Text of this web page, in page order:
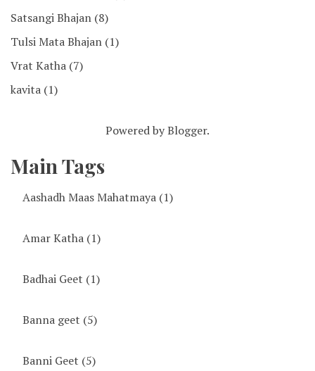
Satsangi Bhajan (8)
Tulsi Mata Bhajan (1)
Vrat Katha (7)
kavita (1)
Powered byBlogger.
Main Tags
Aashadh Maas Mahatmaya (1)
Amar Katha (1)
Badhai Geet (1)
Banna geet (5)
Banni Geet (5)